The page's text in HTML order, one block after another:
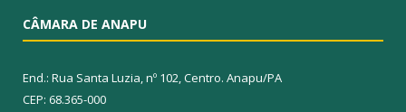
CÂMARA DE ANAPU
End.: Rua Santa Luzia, nº 102, Centro. Anapu/PA
CEP: 68.365-000